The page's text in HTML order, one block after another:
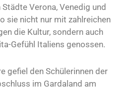
Verona, Venedig und
sie nicht nur mit zahlreichen
die Kultur, sondern auch
Gefühl Italiens genossen.
gefiel den Schülerinnen der
im Gardaland am